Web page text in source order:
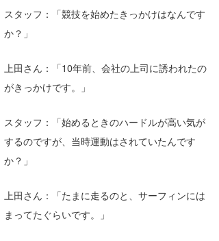
スタッフ：「競技を始めたきっかけはなんです
か？」
上田さん：「10年前、会社の上司に誘われたの
がきっかけです。」
スタッフ：「始めるときのハードルが高い気が
するのですが、当時運動はされていたんです
か？」
上田さん：「たまに走るのと、サーフィンには
まってたぐらいです。」
大野”MAR”修聖
H
KOBU
MIN
mitz